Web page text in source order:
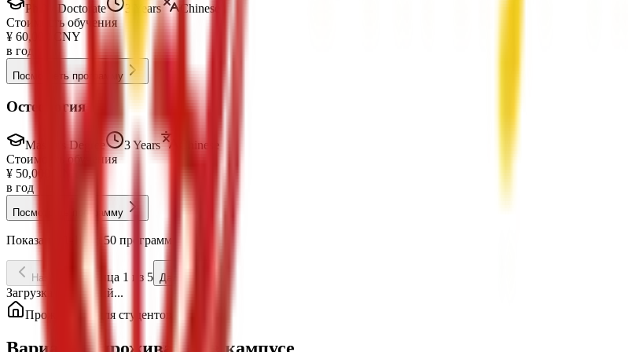
PhD / Doctorate 3 Years
Chinese
Стоимость обучения
¥ 60,000
CNY
в год
Посмотреть программу
Остеология
Master's Degree 3 Years
Chinese
Стоимость обучения
¥ 50,000
в год
Посмотреть программу
Показаны 1-10 из 50 программ
Назад Страница 1 из 5 Далее
Загрузка стипендий...
Проживание для студентов